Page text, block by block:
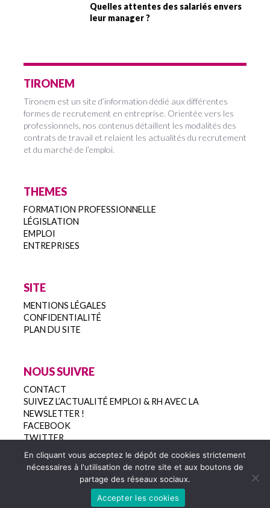
Quelles attentes des salariés envers
leur manager ?
TIRONEM
Tironem est un site d’information dédié aux différentes
formes de recrutement en entreprise. Orientée vers les
professionnels, nos contenus détaillent les modalités des
contrats de travail et relaient les actualités du recrutement
et du marché de l’emploi.
THEMES
FORMATION PROFESSIONNELLE
LÉGISLATION
EMPLOI
ENTREPRISES
SITE
MENTIONS LÉGALES
CONFIDENTIALITÉ
PLAN DU SITE
NOUS SUIVRE
CONTACT
SUIVEZ L’ACTUALITÉ EMPLOI & RH AVEC LA
NEWSLETTER !
FACEBOOK
TWITTER
Copyright 2022
En cliquant vous acceptez le dépôt de cookies strictement
nécessaires à l'utilisation de notre site et aux boutons de
partage des réseaux sociaux.
Accepter les cookies